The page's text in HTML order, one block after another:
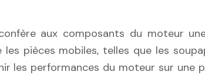
aux composants du moteur
pièces mobiles, telles que les
les performances du moteur sur une